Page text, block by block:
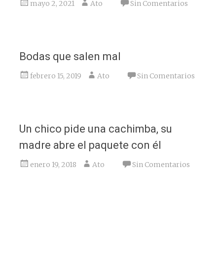
mayo 2, 2021 Ato Sin Comentarios
Bodas que salen mal
febrero 15, 2019 Ato Sin Comentarios
Un chico pide una cachimba, su
madre abre el paquete con él
enero 19, 2018 Ato Sin Comentarios